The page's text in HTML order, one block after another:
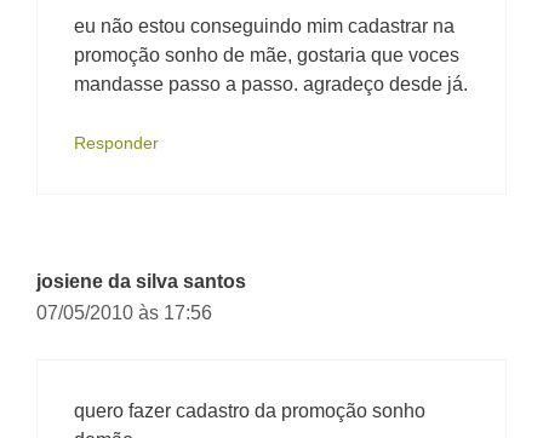
eu não estou conseguindo mim cadastrar na
promoção sonho de mãe, gostaria que voces
mandasse passo a passo. agradeço desde já.
Responder
josiene da silva santos
07/05/2010 às 17:56
quero fazer cadastro da promoção sonho